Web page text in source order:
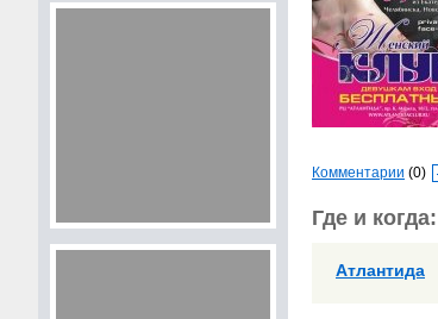
Комментарии (0)
Где и когда:
Атлантида